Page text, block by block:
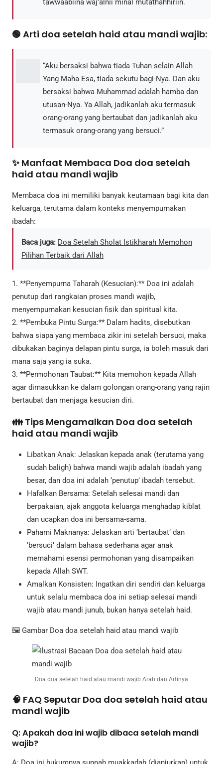
tawwaabiina waj’alnii minal mutathahhiriin.
🟢 Arti doa setelah haid atau mandi wajib:
“Aku bersaksi bahwa tiada Tuhan selain Allah
Yang Maha Esa, tiada sekutu bagi-Nya. Dan aku
bersaksi bahwa Muhammad adalah hamba dan
utusan-Nya. Ya Allah, jadikanlah aku termasuk
orang-orang yang bertaubat dan jadikanlah aku
termasuk orang-orang yang bersuci.”
✨ Manfaat Membaca Doa doa setelah
haid atau mandi wajib
Membaca doa ini memiliki banyak keutamaan bagi kita dan
keluarga, terutama dalam konteks menyempurnakan
ibadah:
Baca juga: Doa Setelah Sholat Istikharah Memohon
Pilihan Terbaik dari Allah
1. **Penyempurna Taharah (Kesucian):** Doa ini adalah
penutup dari rangkaian proses mandi wajib,
menyempurnakan kesucian fisik dan spiritual kita.
2. **Pembuka Pintu Surga:** Dalam hadits, disebutkan
bahwa siapa yang membaca zikir ini setelah bersuci, maka
dibukakan baginya delapan pintu surga, ia boleh masuk dari
mana saja yang ia suka.
3. **Permohonan Taubat:** Kita memohon kepada Allah
agar dimasukkan ke dalam golongan orang-orang yang rajin
bertaubat dan menjaga kesucian diri.
👪 Tips Mengamalkan Doa doa setelah
haid atau mandi wajib
Libatkan Anak: Jelaskan kepada anak (terutama yang
sudah baligh) bahwa mandi wajib adalah ibadah yang
besar, dan doa ini adalah ‘penutup’ ibadah tersebut.
Hafalkan Bersama: Setelah selesai mandi dan
berpakaian, ajak anggota keluarga menghadap kiblat
dan ucapkan doa ini bersama-sama.
Pahami Maknanya: Jelaskan arti ‘bertaubat’ dan
‘bersuci’ dalam bahasa sederhana agar anak
memahami esensi permohonan yang disampaikan
kepada Allah SWT.
Amalkan Konsisten: Ingatkan diri sendiri dan keluarga
untuk selalu membaca doa ini setiap selesai mandi
wajib atau mandi junub, bukan hanya setelah haid.
🖼️ Gambar Doa doa setelah haid atau mandi wajib
Doa doa setelah haid atau mandi wajib Arab dan Artinya
🧠 FAQ Seputar Doa doa setelah haid atau
mandi wajib
Q: Apakah doa ini wajib dibaca setelah mandi
wajib?